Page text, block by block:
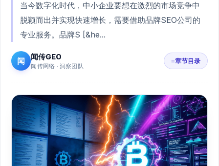
当今数字化时代，中小企业要想在激烈的市场竞争中
脱颖而出并实现快速增长，需要借助品牌SEO公司的
专业服务。品牌S [&he...
闻 闻传GEO
闻传网络 · 洞察团队
≡章节目录